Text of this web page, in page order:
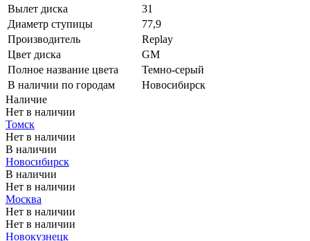
Вылет диска
31
Диаметр ступицы
77,9
Производитель
Replay
Цвет диска
GM
Полное название цвета
Темно-серый
В наличии по городам
Новосибирск
Наличие
Нет в наличии
Томск
Нет в наличии
В наличии
Новосибирск
В наличии
Нет в наличии
Москва
Нет в наличии
Нет в наличии
Новокузнецк